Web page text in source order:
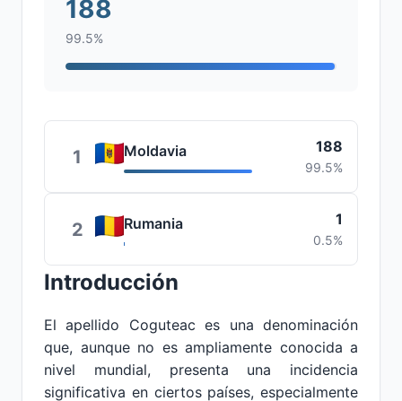
188
99.5%
1 Moldavia 188
99.5%
2 Rumania 1
0.5%
Introducción
El apellido Coguteac es una denominación
que, aunque no es ampliamente conocida a
nivel mundial, presenta una incidencia
significativa en ciertos países, especialmente